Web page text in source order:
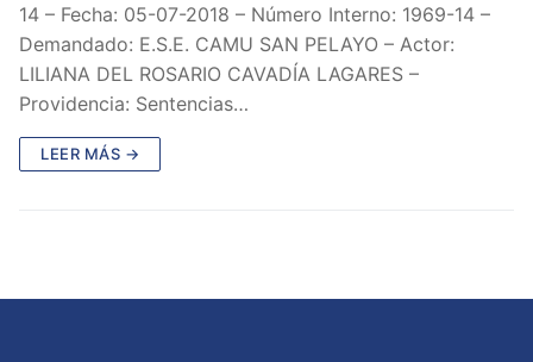
14 – Fecha: 05-07-2018 – Número Interno: 1969-14 –
Demandado: E.S.E. CAMU SAN PELAYO – Actor:
LILIANA DEL ROSARIO CAVADÍA LAGARES –
Providencia: Sentencias…
LEER MÁS →